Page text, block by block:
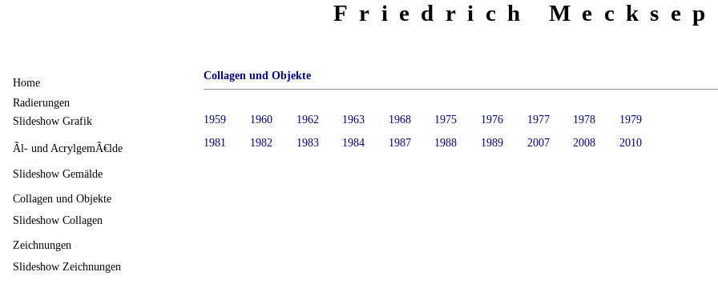
Friedrich
Collagen und Objekte
1959 1960 1962 1963 1968 1975 1976 1977 1978
1979
1981
1982 1983 1984 1987 1988 1989 2007 2008 2010
Home
Radierungen
Slideshow Grafik
Ãl- und AcrylgemÃ€lde
Slideshow Gemälde
Collagen und Objekte
Slideshow Collagen
Zeichnungen
Slideshow Zeichnungen